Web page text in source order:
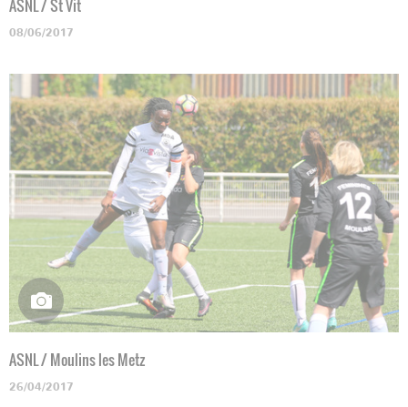
ASNL / St Vit
08/06/2017
ASNL / Moulins les Metz
26/04/2017